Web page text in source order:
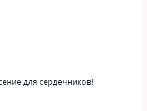
для сердечников!